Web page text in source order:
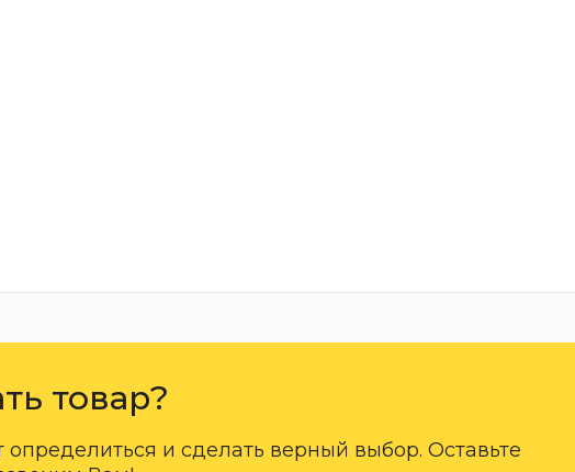
товар?
и сделать верный выбор. Оставьте